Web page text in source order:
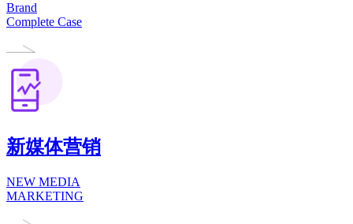
Brand
Complete Case
新媒体营销
NEW MEDIA
MARKETING